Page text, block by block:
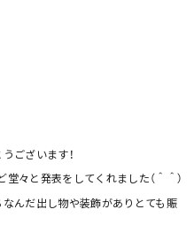
ございます！
々と発表をしてくれました（＾＾）
んだ出し物や装飾がありとても賑